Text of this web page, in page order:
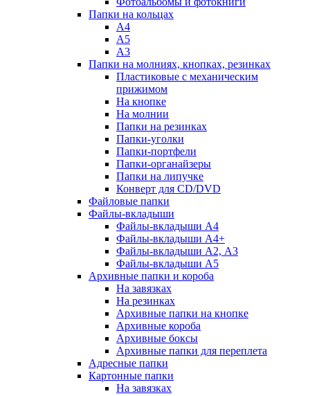
Папки на кольцах
А4
А5
А3
Папки на молниях, кнопках, резинках
Пластиковые с механическим
прижимом
На кнопке
На молнии
Папки на резинках
Папки-уголки
Папки-портфели
Папки-органайзеры
Папки на липучке
Конверт для CD/DVD
Файловые папки
Файлы-вкладыши
Файлы-вкладыши А4
Файлы-вкладыши А4+
Файлы-вкладыши А2, А3
Файлы-вкладыши А5
Архивные папки и короба
На завязках
На резинках
Архивные папки на кнопке
Архивные короба
Архивные боксы
Архивные папки для переплета
Адресные папки
Картонные папки
На завязках